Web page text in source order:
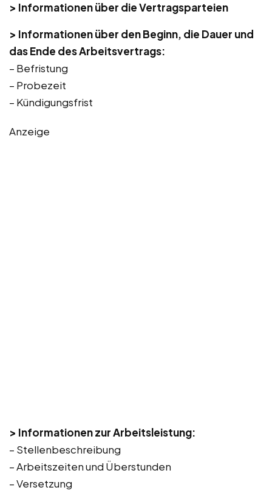
> Informationen über die Vertragsparteien
> Informationen über den Beginn, die Dauer und
das Ende des Arbeitsvertrags:
– Befristung
– Probezeit
– Kündigungsfrist
Anzeige
> Informationen zur Arbeitsleistung:
– Stellenbeschreibung
– Arbeitszeiten und Überstunden
– Versetzung